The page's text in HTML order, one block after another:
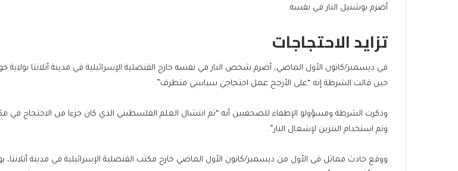
أضرم بوشنيل النار في نفسه.
تزايد الاحتجاجات
في ديسمبر/كانون الأول الماضي، أضرم شخص النار في نفسه خارج القنصلية الإسرائيلية في مدينة أتلانتا بولاية
حين قالت الشرطة إنه “على الأرجح عمل احتجاجي سياسي متطرف”.
وذكرت الشرطة ومسؤولو الإطفاء للصحفيين أنه “تم انتشال العلم الفلسطيني الذي كان جزءا من الاحتجاج في
وتم استخدام البنزين لإشعال النار”.
ووقع حادث مماثل في الأول من ديسمبر/كانون الأول الماضي خارج مكتب القنصلية الإسرائيلية في مدينة أتلانتا،